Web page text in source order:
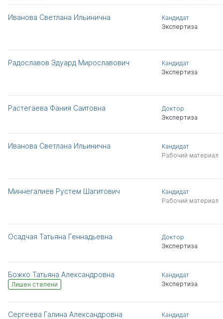
Иванова Светлана Ильинична
Кандидат
Экспертиза
Радославов Эдуард Мирославович
Кандидат
Экспертиза
Растегаева Фания Саитовна
Доктор
Экспертиза
Иванова Светлана Ильинична
Кандидат
Рабочий материал
Миннегалиев Рустем Шагитович
Кандидат
Рабочий материал
Осадчая Татьяна Геннадьевна
Доктор
Экспертиза
Божко Татьяна Александровна
Лишен степени
Кандидат
Экспертиза
Сергеева Галина Александровна
Кандидат